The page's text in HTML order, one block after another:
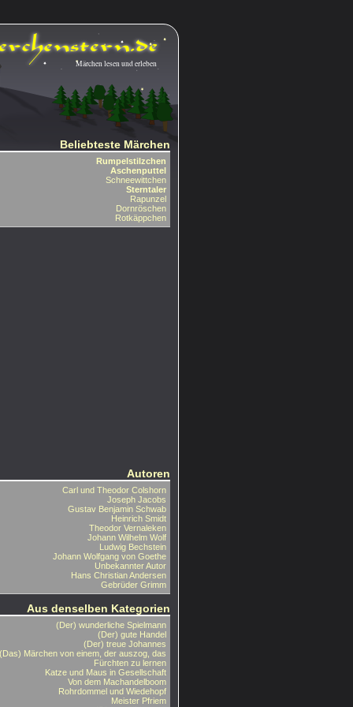
Märchen lesen und erleben
Beliebteste Märchen
Rumpelstilzchen
Aschenputtel
Schneewittchen
Sterntaler
Rapunzel
Dornröschen
Rotkäppchen
Autoren
Carl und Theodor Colshorn
Joseph Jacobs
Gustav Benjamin Schwab
Heinrich Smidt
Theodor Vernaleken
Johann Wilhelm Wolf
Ludwig Bechstein
Johann Wolfgang von Goethe
Unbekannter Autor
Hans Christian Andersen
Gebrüder Grimm
Aus denselben Kategorien
(Der) wunderliche Spielmann
(Der) gute Handel
(Der) treue Johannes
(Das) Märchen von einem, der auszog, das
Fürchten zu lernen
Katze und Maus in Gesellschaft
Von dem Machandelboom
Rohrdommel und Wiedehopf
Meister Pfriem